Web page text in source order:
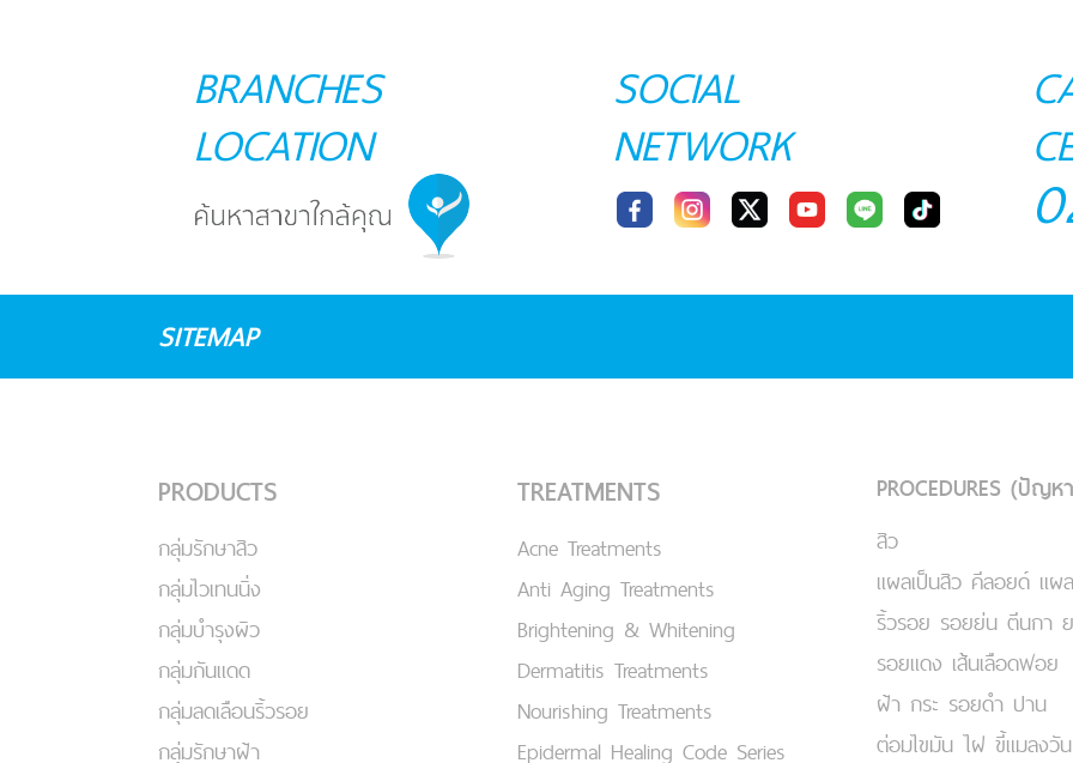
BRANCHES
LOCATION
SOCIAL
NETWORK
SITEMAP
PRODUCTS
กลุ่มรักษาสิว
กลุ่มไวเทนนิ่ง
กลุ่มบำรุงผิว
กลุ่มกันแดด
กลุ่มลดเลือนริ้วรอย
กลุ่มรักษาฝ้า
TREATMENTS
Acne Treatments
Anti Aging Treatments
Brightening & Whitening
Dermatitis Treatments
Nourishing Treatments
Epidermal Healing Code Series
PROCEDURES (ปัญห
สิว
แผลเป็นสิว คีลอยด์ แผ
ริ้วรอย รอยย่น ตีนกา
รอยแดง เส้นเลือดฟอย
ฝ้า กระ รอยดำ ปาน
ต่อมไขมัน ไฝ ขี้แมลงวั